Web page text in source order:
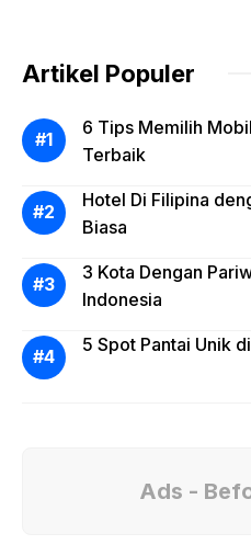
Artikel Populer
6 Tips Memilih
Terbaik
Hotel Di Filipina
Biasa
3 Kota Dengan
Indonesia
5 Spot Pantai Unik
Ads -